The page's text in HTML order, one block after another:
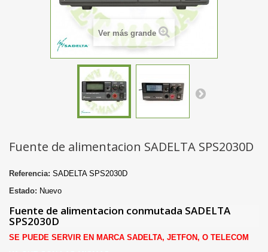
Ver más grande
Fuente de alimentacion SADELTA SPS2030D
Referencia: SADELTA SPS2030D
Estado: Nuevo
Fuente de alimentacion conmutada SADELTA
SPS2030D
SE PUEDE SERVIR EN MARCA SADELTA, JETFON, O TELECOM